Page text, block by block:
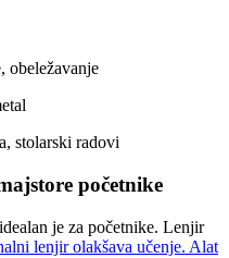
obeležavanje
stolarski radovi
početnike
je za početnike. Lenjir
lenjir olakšava učenje. Alat